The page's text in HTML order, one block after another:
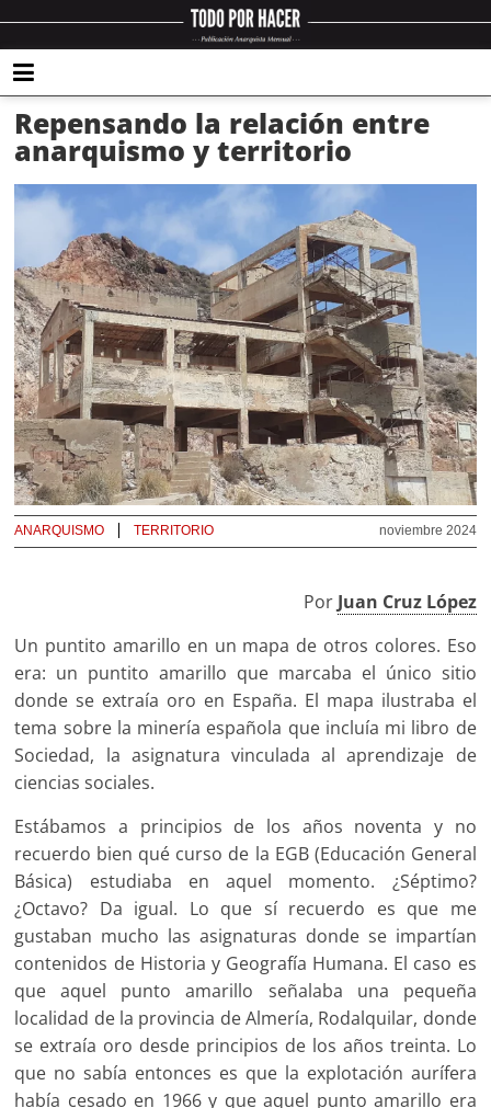
Repensando la relación entre
anarquismo y territorio
noviembre 2024
ANARQUISMO TERRITORIO
Por Juan Cruz López
Un puntito amarillo en un mapa de otros colores. Eso
era: un puntito amarillo que marcaba el único sitio
donde se extraía oro en España. El mapa ilustraba el
tema sobre la minería española que incluía mi libro de
Sociedad, la asignatura vinculada al aprendizaje de
ciencias sociales.
Estábamos a principios de los años noventa y no
recuerdo bien qué curso de la EGB (Educación General
Básica) estudiaba en aquel momento. ¿Séptimo?
¿Octavo? Da igual. Lo que sí recuerdo es que me
gustaban mucho las asignaturas donde se impartían
contenidos de Historia y Geografía Humana. El caso es
que aquel punto amarillo señalaba una pequeña
localidad de la provincia de Almería, Rodalquilar, donde
se extraía oro desde principios de los años treinta. Lo
que no sabía entonces es que la explotación aurífera
había cesado en 1966 y que aquel punto amarillo era